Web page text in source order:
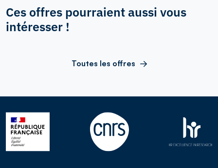
Ces offres pourraient aussi vous
intéresser !
Toutes les offres